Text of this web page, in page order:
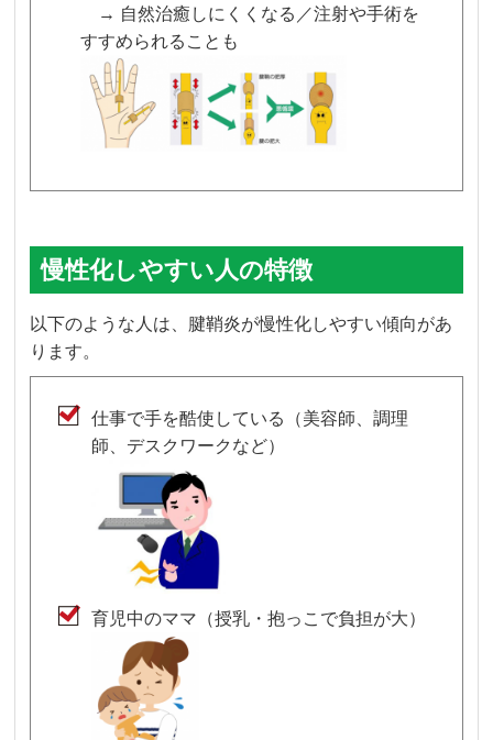
→ 自然治癒しにくくなる／注射や手術を
すすめられることも
慢性化しやすい人の特徴
以下のような人は、腱鞘炎が慢性化しやすい傾向があ
ります。
仕事で手を酷使している（美容師、調理
師、デスクワークなど）
育児中のママ（授乳・抱っこで負担が大）